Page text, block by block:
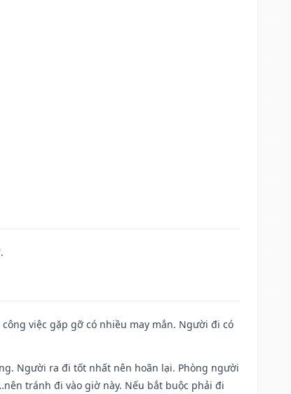
việc gặp gỡ có nhiều may mắn. Người đi có
Người ra đi tốt nhất nên hoãn lại. Phòng người
tránh đi vào giờ này. Nếu bắt buộc phải đi